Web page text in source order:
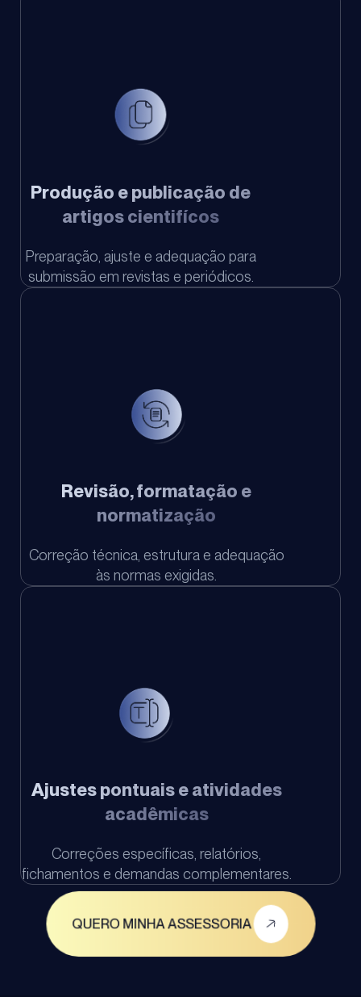
Produção e publicação de
artigos cientifícos
Preparação, ajuste e adequação para
submissão em revistas e periódicos.
Revisão, formatação e
normatização
Correção técnica, estrutura e adequação
às normas exigidas.
Ajustes pontuais e atividades
acadêmicas
Correções específicas, relatórios,
fichamentos e demandas complementares.
QUERO MINHA ASSESSORIA